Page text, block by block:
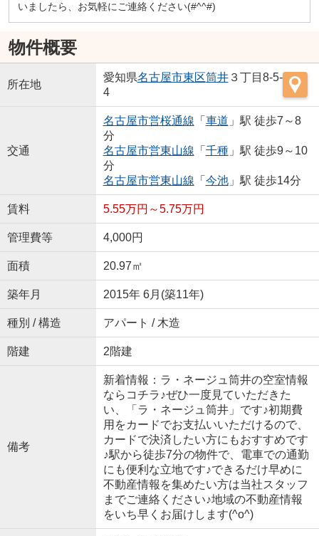
いましたら、お気軽にご連絡ください(#^^#)
物件概要
所在地
愛知県名古屋市東区筒井３丁目8-5-
4
交通
名古屋市営桜通線 「 車道 」駅 徒歩7～8
分
名古屋市営東山線 「 千種」駅 徒歩9～10
分
名古屋市営東山線 「 今池」駅 徒歩14分
賃料 5.55万円～5.75万円
管理費等 4,000円
面積 20.97㎡
築年月 2015年 6月(築11年)
種別 / 構造 アパート / 木造
階建 2階建
備考
新着情報：ラ・ネージュ筒井の空室情報
ならコチラ♪ぜひ一度見ていただきた
い、「ラ・ネージュ筒井」です♪初期費
用をカードでお支払いいただけるので、
カードで決済したい方にもおすすめです
♪駅から徒歩7分の物件で、電車での通勤
にも便利な立地です♪できるだけ早めに
不動産情報を集めたい方は当社スタッフ
までご連絡ください♪地域の不動産情報
をいち早くお届けします(^o^)